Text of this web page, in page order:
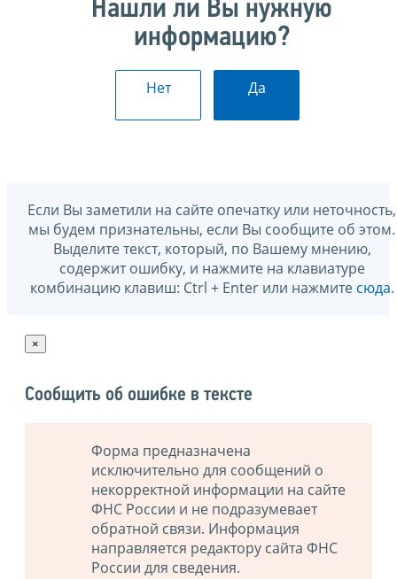
Нашли ли Вы нужную
информацию?
Нет Да
Если Вы заметили на сайте опечатку или неточность,
мы будем признательны, если Вы сообщите об этом.
Выделите текст, который, по Вашему мнению,
содержит ошибку, и нажмите на клавиатуре
комбинацию клавиш: Ctrl + Enter или нажмите сюда.
×
Сообщить об ошибке в тексте
Форма предназначена
исключительно для сообщений о
некорректной информации на сайте
ФНС России и не подразумевает
обратной связи. Информация
направляется редактору сайта ФНС
России для сведения.